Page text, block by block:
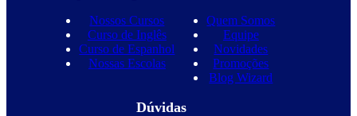
Nossos Cursos
Curso de Inglês
Curso de Espanhol
Nossas Escolas
Quem Somos
Equipe
Novidades
Promoções
Blog Wizard
Dúvidas